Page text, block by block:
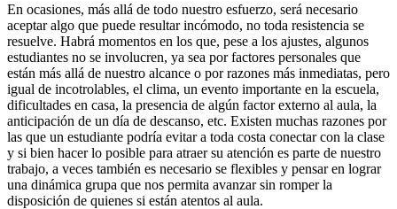
En ocasiones, más allá de todo nuestro esfuerzo, será necesario
aceptar algo que puede resultar incómodo, no toda resistencia se
resuelve. Habrá momentos en los que, pese a los ajustes, algunos
estudiantes no se involucren, ya sea por factores personales que
están más allá de nuestro alcance o por razones más inmediatas, pero
igual de incotrolables, el clima, un evento importante en la escuela,
dificultades en casa, la presencia de algún factor externo al aula, la
anticipación de un día de descanso, etc. Existen muchas razones por
las que un estudiante podría evitar a toda costa conectar con la clase
y si bien hacer lo posible para atraer su atención es parte de nuestro
trabajo, a veces también es necesario se flexibles y pensar en lograr
una dinámica grupa que nos permita avanzar sin romper la
disposición de quienes si están atentos al aula.